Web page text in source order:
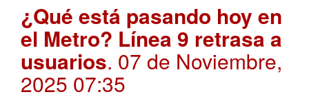
¿Qué está pasando hoy en
el Metro? Línea 9 retrasa a
usuarios. 07 de Noviembre,
2025 07:35